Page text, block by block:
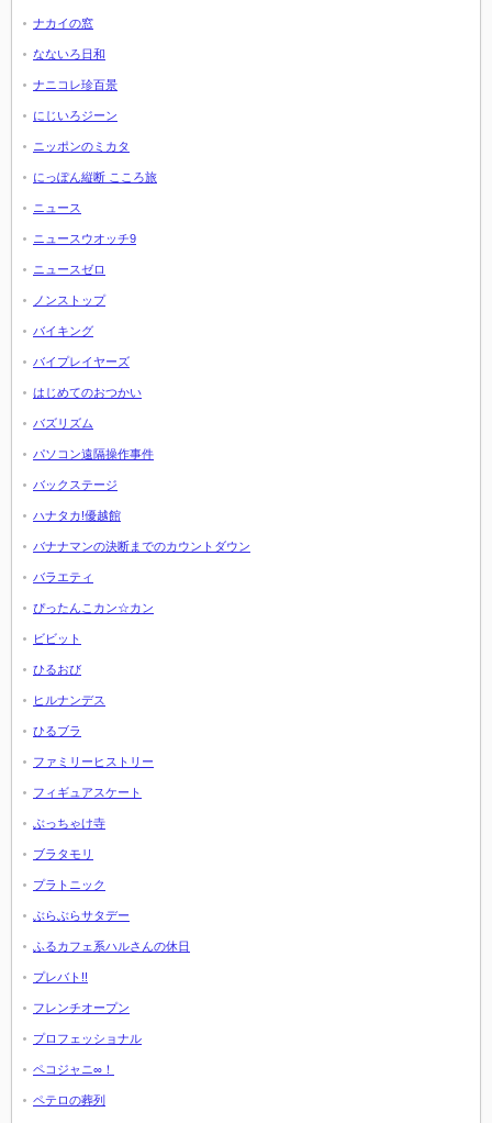
ナカイの窓
なないろ日和
ナニコレ珍百景
にじいろジーン
ニッポンのミカタ
にっぽん縦断 こころ旅
ニュース
ニュースウオッチ9
ニュースゼロ
ノンストップ
バイキング
バイプレイヤーズ
はじめてのおつかい
バズリズム
パソコン遠隔操作事件
バックステージ
ハナタカ!優越館
バナナマンの決断までのカウントダウン
バラエティ
ぴったんこカン☆カン
ビビット
ひるおび
ヒルナンデス
ひるブラ
ファミリーヒストリー
フィギュアスケート
ぶっちゃけ寺
ブラタモリ
プラトニック
ぶらぶらサタデー
ふるカフェ系ハルさんの休日
プレバト!!
フレンチオープン
プロフェッショナル
ペコジャニ∞！
ペテロの葬列